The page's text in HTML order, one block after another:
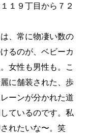
１９丁目から７２
、常に物凄い数の
るのが、ベビーカ
女性も男性も。こ
に舗装された、歩
ーンが分かれた道
ているのです。私
れたいな〜。笑